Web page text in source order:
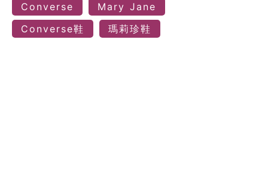
Converse
Mary Jane
Converse鞋
瑪莉珍鞋